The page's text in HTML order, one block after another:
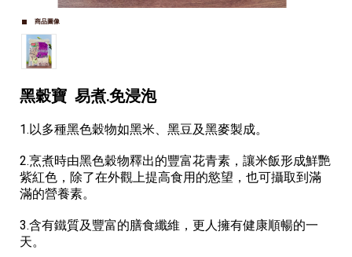
商品圖像
黑穀寶 易煮.免浸泡
1.以多種黑色穀物如黑米、黑豆及黑麥製成。
2.烹煮時由黑色穀物釋出的豐富花青素，讓米飯形成鮮艷
紫紅色，除了在外觀上提高食用的慾望，也可攝取到滿
滿的營養素。
3.含有鐵質及豐富的膳食纖維，更人擁有健康順暢的一
天。